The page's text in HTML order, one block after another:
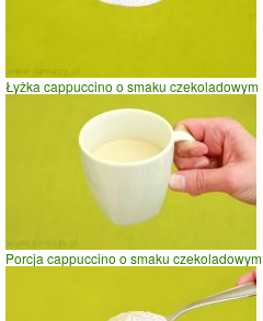
Łyżka cappuccino o smaku czekoladowym
Porcja cappuccino o smaku czekoladowym